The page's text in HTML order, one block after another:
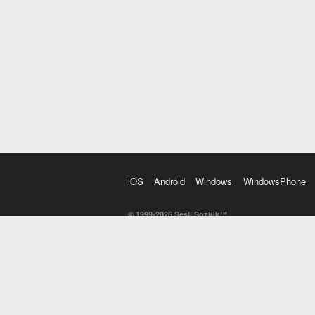
iOS Android Windows WindowsPhone
© 1999-2026 Sesli Sözlük™